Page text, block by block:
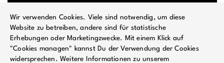
Wir verwenden Cookies. Viele sind notwendig, um diese
Website zu betreiben, andere sind für statistische
Erhebungen oder Marketingzwecke. Mit einem Klick auf
"Cookies managen" kannst Du der Verwendung der Cookies
widersprechen. Weitere Informationen zu unserem